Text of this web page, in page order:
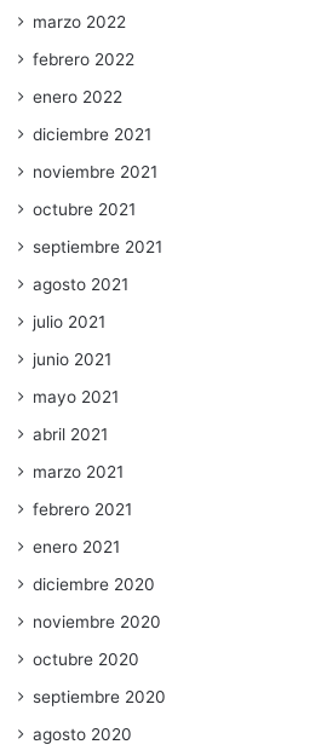
marzo 2022
febrero 2022
enero 2022
diciembre 2021
noviembre 2021
octubre 2021
septiembre 2021
agosto 2021
julio 2021
junio 2021
mayo 2021
abril 2021
marzo 2021
febrero 2021
enero 2021
diciembre 2020
noviembre 2020
octubre 2020
septiembre 2020
agosto 2020